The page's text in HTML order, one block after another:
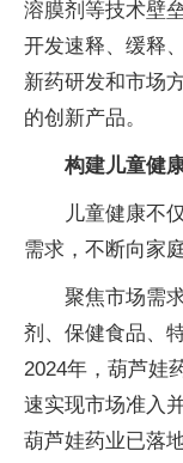
溶膜剂等技术壁
开发速释、缓释
新药研发和市场
的创新产品。
构建儿童健
儿童健康不
需求，不断向家
聚焦市场需
剂、保健食品、
2024年，葫芦娃
速实现市场准入
葫芦娃药业已落